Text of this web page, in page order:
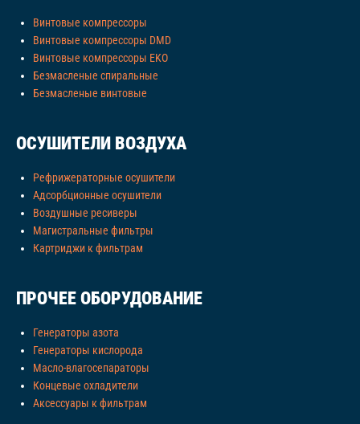
Винтовые компрессоры
Винтовые компрессоры DMD
Винтовые компрессоры EKO
Безмасленые спиральные
Безмасленые винтовые
ОСУШИТЕЛИ ВОЗДУХА
Рефрижераторные осушители
Адсорбционные осушители
Воздушные ресиверы
Магистральные фильтры
Картриджи к фильтрам
ПРОЧЕЕ ОБОРУДОВАНИЕ
Генераторы азота
Генераторы кислорода
Масло-влагосепараторы
Концевые охладители
Аксессуары к фильтрам